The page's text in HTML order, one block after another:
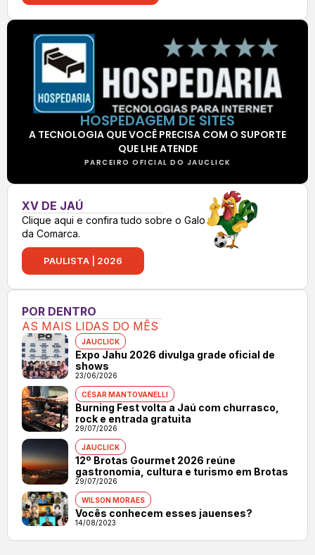
HOSPEDAGEM DE SITES
A TECNOLOGIA QUE VOCÊ PRECISA COM O SUPORTE
QUE LHE ATENDE
PARCEIRO OFICIAL DO JAUCLICK
XV DE JAÚ
Clique aqui e confira tudo sobre o Galo
da Comarca.
PAULISTA | 2026
POR DENTRO
AS MAIS LIDAS DO MÊS
JAUCLICK
Expo Jahu 2026 divulga grade oficial de
shows
23/06/2026
CÉSAR MANTOVANELLI
Burning Fest volta a Jaú com churrasco,
rock e entrada gratuita
29/07/2026
JAUCLICK
12º Brotas Gourmet 2026 reúne
gastronomia, cultura e turismo em Brotas
29/07/2026
WILSON MORAES
Vocês conhecem esses jauenses?
14/08/2023